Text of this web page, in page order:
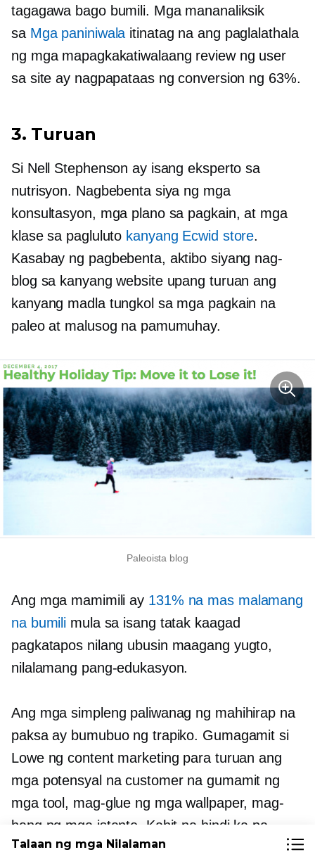
tagagawa bago bumili. Mga mananaliksik
sa Mga paniniwala itinatag na ang paglalathala
ng mga mapagkakatiwalaang review ng user
sa site ay nagpapataas ng conversion ng 63%.
3. Turuan
Si Nell Stephenson ay isang eksperto sa
nutrisyon. Nagbebenta siya ng mga
konsultasyon, mga plano sa pagkain, at mga
klase sa pagluluto kanyang Ecwid store.
Kasabay ng pagbebenta, aktibo siyang nag-
blog sa kanyang website upang turuan ang
kanyang madla tungkol sa mga pagkain na
paleo at malusog na pamumuhay.
Paleoista blog
Ang mga mamimili ay 131% na mas malamang
na bumili mula sa isang tatak kaagad
pagkatapos nilang ubusin maagang yugto,
nilalamang pang-edukasyon.
Ang mga simpleng paliwanag ng mahihirap na
paksa ay bumubuo ng trapiko. Gumagamit si
Lowe ng content marketing para turuan ang
mga potensyal na customer na gumamit ng
mga tool, mag-glue ng mga wallpaper, mag-
hang ng mga istante. Kahit na hindi ka pa
nakakahawak ng martilyo sa iyong kamay,
Talaan ng mga Nilalaman